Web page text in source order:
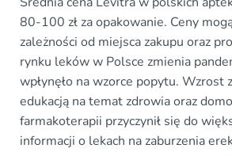
80-100 zł za opakowanie. Ceny
zależności od miejsca zakupu oraz
rynku leków w Polsce zmienia
wpłynęło na wzorce popytu. Wzrost
edukacją na temat zdrowia oraz
farmakoterapii przyczynił się do
informacji o lekach na zaburzenia